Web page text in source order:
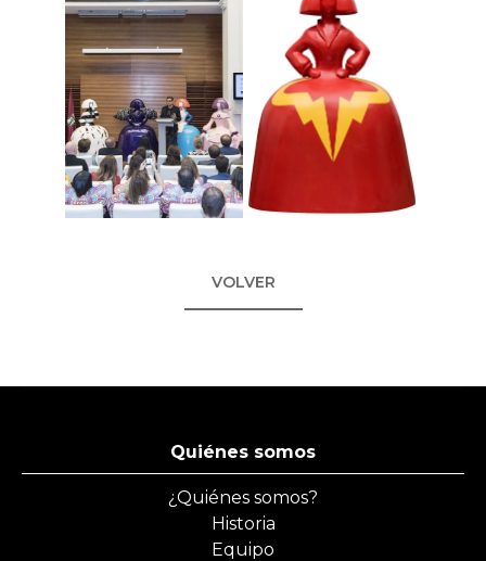
VOLVER
Quiénes somos
¿Quiénes somos?
Historia
Equipo